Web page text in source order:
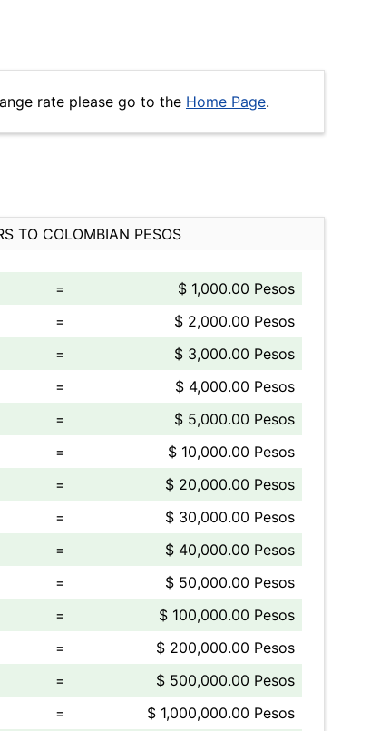
rate please go to the Home Page.
TO COLOMBIAN PESOS
=
$ 1,000.00 Pesos
=
$ 2,000.00 Pesos
=
$ 3,000.00 Pesos
=
$ 4,000.00 Pesos
=
$ 5,000.00 Pesos
=
$ 10,000.00 Pesos
=
$ 20,000.00 Pesos
=
$ 30,000.00 Pesos
=
$ 40,000.00 Pesos
=
$ 50,000.00 Pesos
=
$ 100,000.00 Pesos
=
$ 200,000.00 Pesos
=
$ 500,000.00 Pesos
= $ 1,000,000.00 Pesos